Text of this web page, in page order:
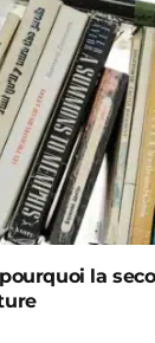
la